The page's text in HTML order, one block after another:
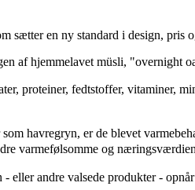
sætter en ny standard i design, pris
af hjemmelavet müsli, "overnight
proteiner, fedtstoffer, vitaminer,
havregryn, er de blevet
varmefølsomme og
- eller andre valsede produkter -